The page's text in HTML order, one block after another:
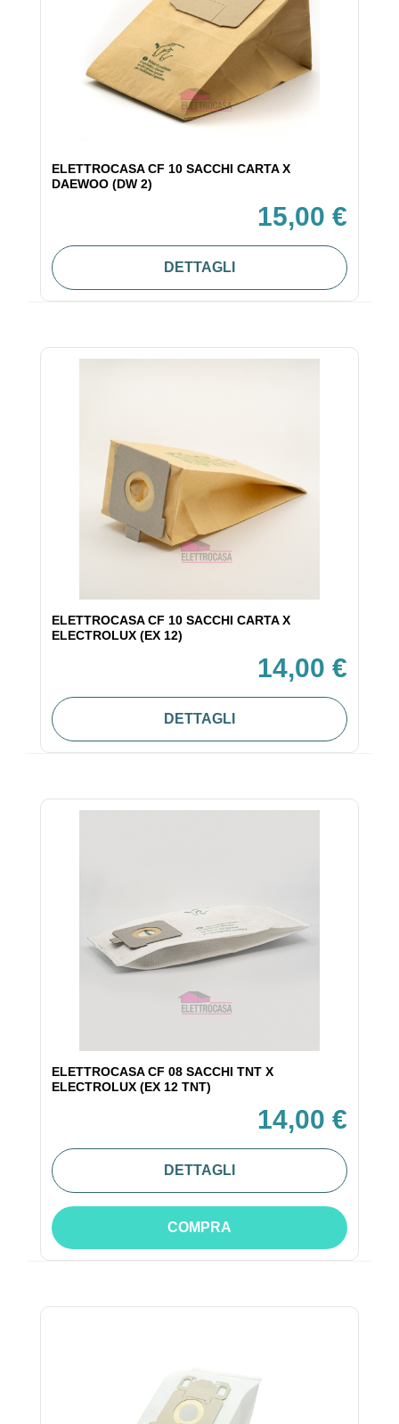
ELETTROCASA CF 10 SACCHI CARTA X
DAEWOO (DW 2)
15,00 €
DETTAGLI
ELETTROCASA CF 10 SACCHI CARTA X
ELECTROLUX (EX 12)
14,00 €
DETTAGLI
ELETTROCASA CF 08 SACCHI TNT X
ELECTROLUX (EX 12 TNT)
14,00 €
DETTAGLI
COMPRA